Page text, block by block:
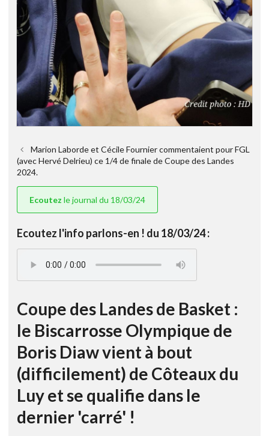
Marion Laborde et Cécile Fournier commentaient pour FGL
(avec Hervé Delrieu) ce 1/4 de finale de Coupe des Landes
2024.
Ecoutez le journal du 18/03/24
Ecoutez l'info parlons-en ! du 18/03/24 :
Coupe des Landes de Basket :
le Biscarrosse Olympique de
Boris Diaw vient à bout
(difficilement) de Côteaux du
Luy et se qualifie dans le
dernier 'carré' !